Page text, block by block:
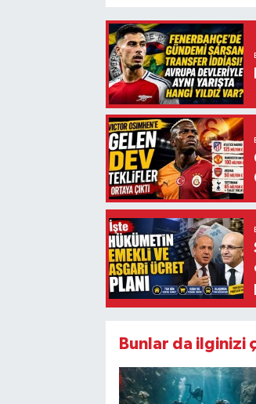
Bunlar da ilginizi